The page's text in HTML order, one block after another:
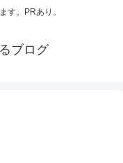
す。PRあり。
ブログ